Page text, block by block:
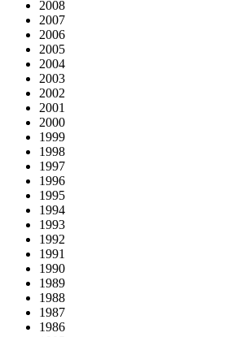
2008
2007
2006
2005
2004
2003
2002
2001
2000
1999
1998
1997
1996
1995
1994
1993
1992
1991
1990
1989
1988
1987
1986